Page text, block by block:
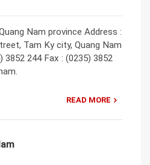
Nam province Address :
Tam Ky city, Quang Nam
3852 244 Fax : (0235) 3852
READ MORE